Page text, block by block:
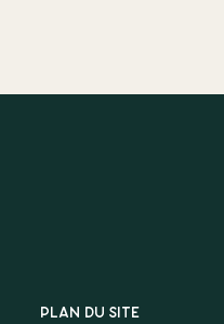
PLAN DU SITE